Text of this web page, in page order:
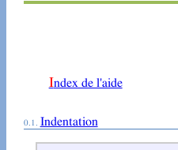
Index de l'aide
Indentation